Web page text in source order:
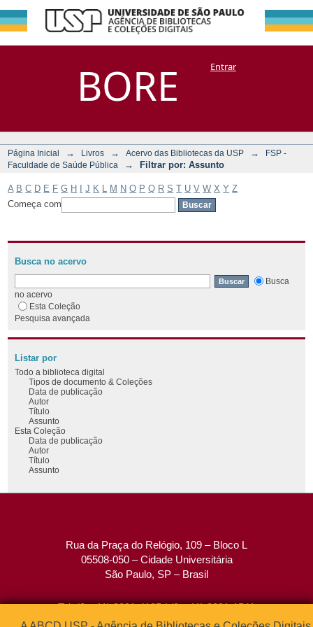
BORE
Filtrar por:
Assunto
DSpace/Manakin + CoriscoEntrar
Página Inicial → Livros → Acervo das Bibliotecas da USP →
FSP -
Faculdade de Saúde Pública
→ Filtrar por: Assunto
A B C D E F G H J K M N O P Q R S T U V W X Y Z
Começa com
Busca no acervo
Busca
no acervo
Esta Coleção
Pesquisa avançada
Listar por
Todo a biblioteca digital
Tipos de documento & Coleções
Data de publicação
Autor
Título
Assunto
Esta Coleção
Data de publicação
Autor
Título
Assunto
Rua da Praça do Relógio, 109 – Bloco L
05508-050 – Cidade Universitária
São Paulo, SP – Brasil
Tel: (0xx11) 3091-4195 / (0xx11) 3091-1541
Fax: (0xx11) 3091-1567